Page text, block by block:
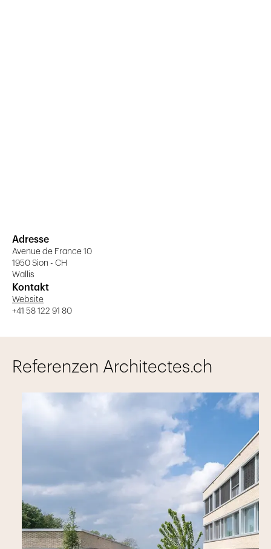
Adresse
Avenue de France 10
1950 Sion - CH
Wallis
Kontakt
Website
+41 58 122 91 80
Referenzen Architectes.ch